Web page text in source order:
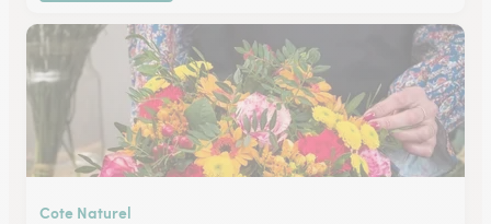
Cote Naturel